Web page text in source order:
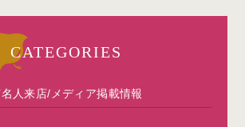
CATEGORIES
人来店/メディア掲載情報